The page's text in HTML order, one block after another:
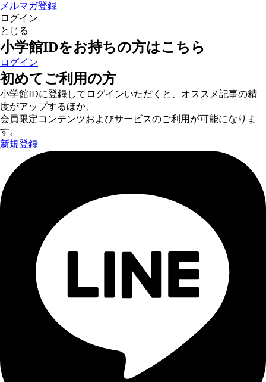
メルマガ登録
ログイン
とじる
小学館IDをお持ちの方はこちら
ログイン
初めてご利用の方
小学館IDに登録してログインいただくと、オススメ記事の精
度がアップするほか、
会員限定コンテンツおよびサービスのご利用が可能になりま
す。
新規登録